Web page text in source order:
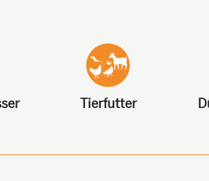
Tierfutter